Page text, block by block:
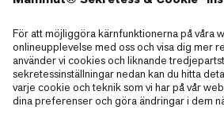
—
Sitemap
Cookies